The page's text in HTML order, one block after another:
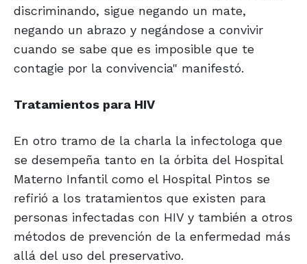
discriminando, sigue negando un mate,
negando un abrazo y negándose a convivir
cuando se sabe que es imposible que te
contagie por la convivencia" manifestó.
Tratamientos para HIV
En otro tramo de la charla la infectologa que
se desempeña tanto en la órbita del Hospital
Materno Infantil como el Hospital Pintos se
refirió a los tratamientos que existen para
personas infectadas con HIV y también a otros
métodos de prevención de la enfermedad más
allá del uso del preservativo.